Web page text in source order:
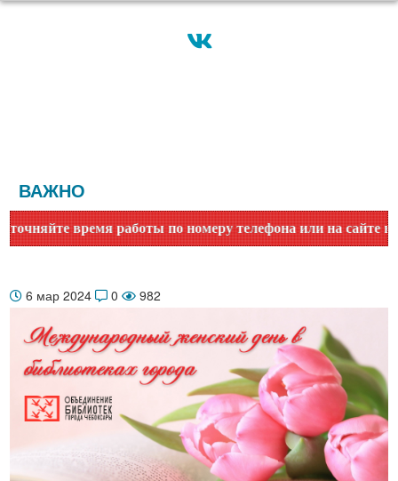
ВАЖНО
работы по номеру телефона или на сайте в разделе
6 мар 2024 0 982